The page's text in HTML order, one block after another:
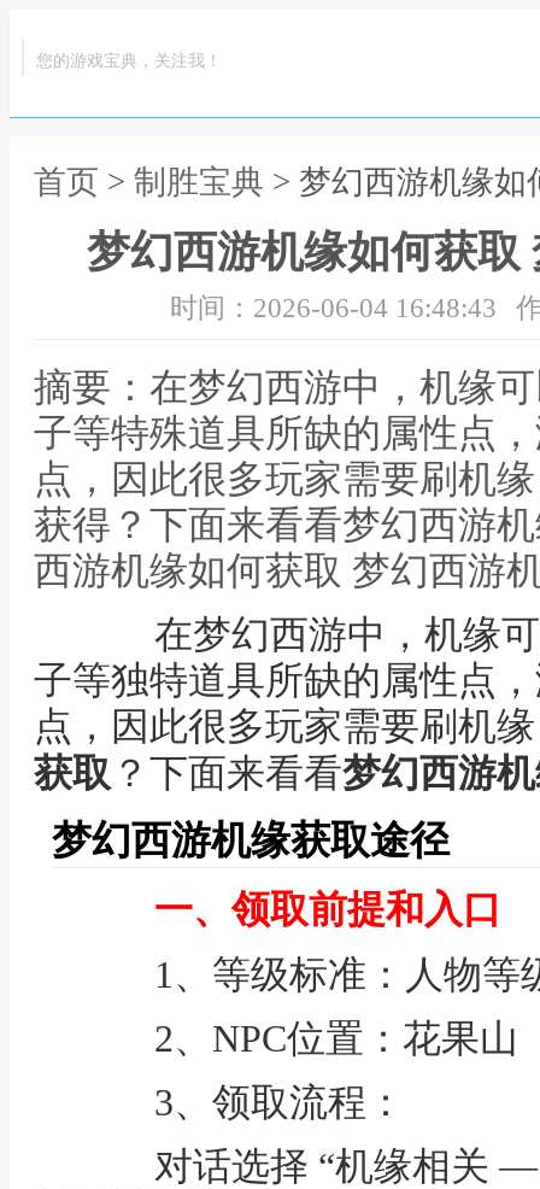
您的游戏宝典，关注我！
首页 > 制胜宝典 > 梦幻西游机缘
梦幻西游机缘如何获取
时间：2026-06-04 16:48:43
摘要：在梦幻西游中，机缘
子等特殊道具所缺的属性点
点，因此很多玩家需要刷机
获得？下面来看看梦幻西游
西游机缘如何获取 梦幻西游
在梦幻西游中，机缘可
子等独特道具所缺的属性点
点，因此很多玩家需要刷机
获取 ？下面来看看梦幻西游
梦幻西游机缘获取途径
一、领取前提和入口
1、等级标准：人物等
2、NPC位置：花果山
3、领取流程：
对话选择 “机缘相关 —